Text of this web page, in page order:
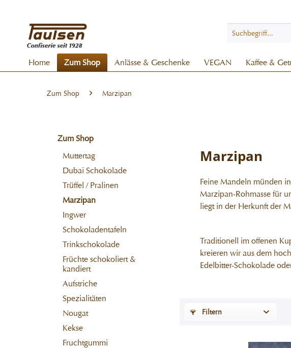
Home Zum Shop Anlässe & Geschenke VEGAN Kaffee &
Zum Shop Marzipan
Zum Shop
Muttertag
Dubai Schokolade
Trüffel / Pralinen
Marzipan
Ingwer
Schokoladentafeln
Trinkschokolade
Früchte schokoliert &
kandiert
Aufstriche
Spezialitäten
Nougat
Kekse
Fruchtgummi
Marzipan
Feine Mandeln münden
Marzipan-Rohmasse für
liegt in der Herkunft der
Traditionell im offenen
kreieren wir aus dem
Edelbitter-Schokolade
Filtern